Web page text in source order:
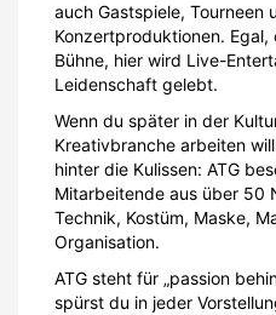
auch Gastspiele, Tourneen
Konzertproduktionen.
Bühne, hier wird Live-
Leidenschaft gelebt.
Wenn du später in der
Kreativbranche arbeiten
hinter die Kulissen: ATG
Mitarbeitende aus über 50
Technik, Kostüm, Maske,
Organisation.
ATG steht für „passion
spürst du in jeder